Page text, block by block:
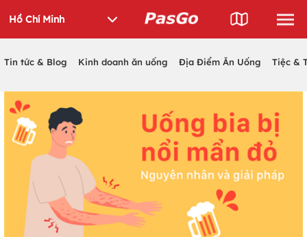
Tin tức & Blog Kinh doanh ăn uống Địa Điểm Ăn Uống Tiệc &